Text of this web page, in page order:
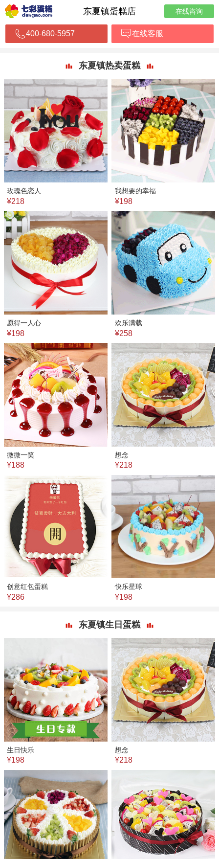
东夏镇蛋糕店 在线咨询
400-680-5957 在线客服
东夏镇热卖蛋糕
玫瑰色恋人
¥218
我想要的幸福
¥198
愿得一人心
¥198
欢乐满载
¥258
微微一笑
¥188
想念
¥218
创意红包蛋糕
¥286
快乐星球
¥198
东夏镇生日蛋糕
生日快乐
¥198
想念
¥218